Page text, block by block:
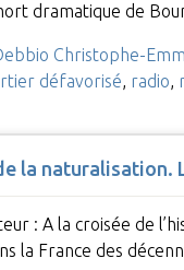
dramatique de
Christophe-
défavorisé, radio,
la naturalisation.
: A la croisée de
la France des